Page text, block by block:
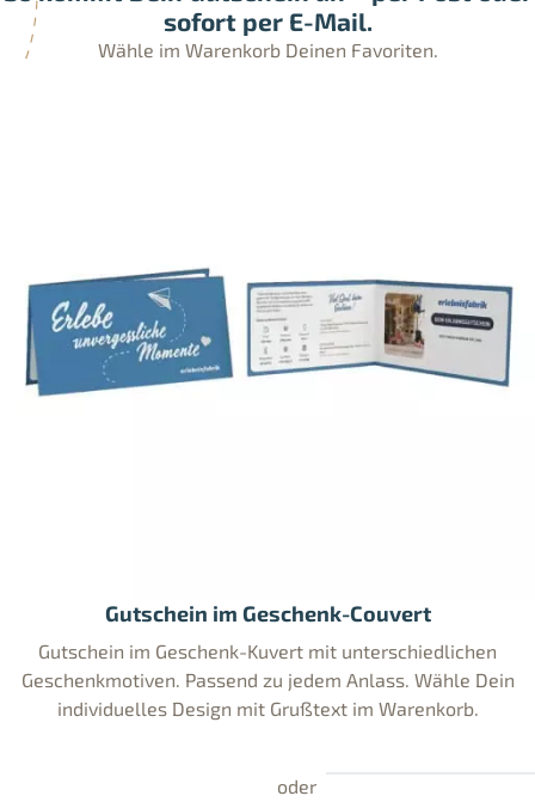
sofort per E-Mail.
Wähle im Warenkorb Deinen Favoriten.
Gutschein im Geschenk-Couvert
Gutschein im Geschenk-Kuvert mit unterschiedlichen
Geschenkmotiven. Passend zu jedem Anlass. Wähle Dein
individuelles Design mit Grußtext im Warenkorb.